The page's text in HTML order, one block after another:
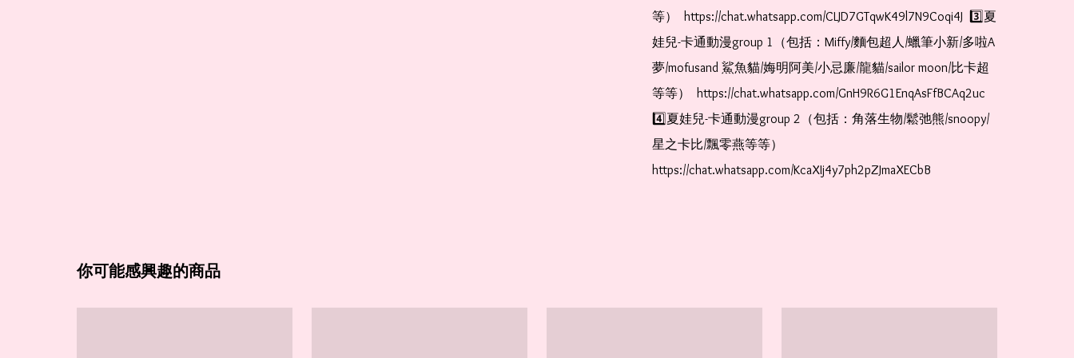
等）  https://chat.whatsapp.com/CLJD7GTqwK49l7N9Coqi4J  3️⃣夏
娃兒-卡通動漫group 1（包括：Miffy/麵包超人/蠟筆小新/多啦A
夢/mofusand 鯊魚貓/娒明阿美/小忌廉/龍貓/sailor moon/比卡超
等等）  https://chat.whatsapp.com/GnH9R6G1EnqAsFfBCAq2uc
4️⃣夏娃兒-卡通動漫group 2（包括：角落生物/鬆弛熊/snoopy/
星之卡比/飄零燕等等）
https://chat.whatsapp.com/KcaXIj4y7ph2pZJmaXECbB
你可能感興趣的商品